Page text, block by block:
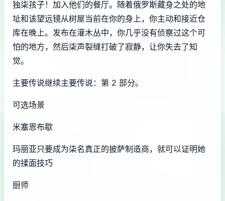
独柒孩子！加入他们的餐厅。随着俄罗斯藏身之处的地
址和该望远镜从树屋当前在你的身上，你主动和接近仓
库在晚上。发布在灌木丛中，你几乎没有侦察过这个可
怕的地方，然后柒声裂缝打破了寂静，让你失去了知
觉。
主要传说继续主要传说：第 2 部分。
可选场景
米塞恩布歇
玛丽亚只要成为柒名真正的披萨制造商，就可以证明她
的揉面技巧
厨师